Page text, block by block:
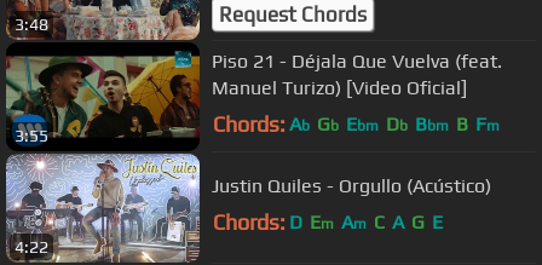
3:48 Request Chords
3:55
Piso 21 - Déjala Que Vuelva (feat.
Manuel Turizo) [Video Oficial]
Chords: Ab Gb Ebm Db Bbm B Fm
4:22
Justin Quiles - Orgullo (Acústico)
Chords: D Em Am C A G E